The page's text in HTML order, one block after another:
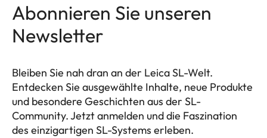
Abonnieren Sie unseren
Newsletter
Bleiben Sie nah dran an der Leica SL-Welt.
Entdecken Sie ausgewählte Inhalte, neue Produkte
und besondere Geschichten aus der SL-
Community. Jetzt anmelden und die Faszination
des einzigartigen SL-Systems erleben.